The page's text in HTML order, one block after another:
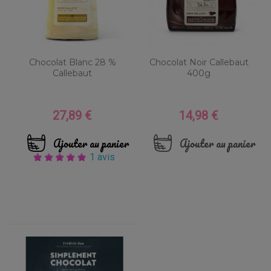
Chocolat Blanc 28 %
Callebaut
Prix
27,89 €
Ajouter au panier
1 avis
Chocolat Noir Callebaut
400g
Prix
14,98 €
Ajouter au panier